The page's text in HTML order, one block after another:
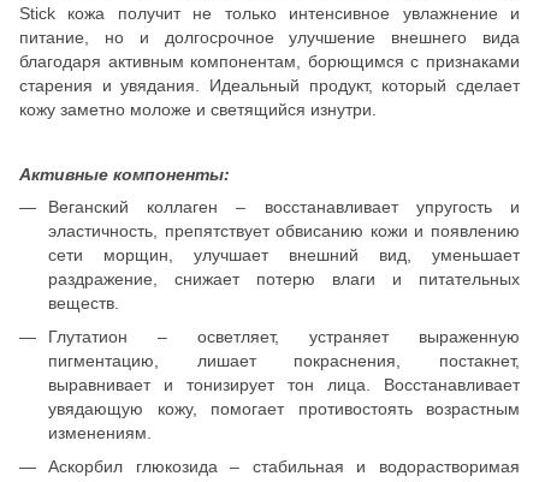
Stick кожа получит не только интенсивное увлажнение и
питание, но и долгосрочное улучшение внешнего вида
благодаря активным компонентам, борющимся с признаками
старения и увядания. Идеальный продукт, который сделает
кожу заметно моложе и светящийся изнутри.
Активные компоненты:
Веганский коллаген – восстанавливает упругость и
эластичность, препятствует обвисанию кожи и появлению
сети морщин, улучшает внешний вид, уменьшает
раздражение, снижает потерю влаги и питательных
веществ.
Глутатион – осветляет, устраняет выраженную
пигментацию, лишает покраснения, постакнет,
выравнивает и тонизирует тон лица. Восстанавливает
увядающую кожу, помогает противостоять возрастным
изменениям.
Аскорбил глюкозида – стабильная и водорастворимая